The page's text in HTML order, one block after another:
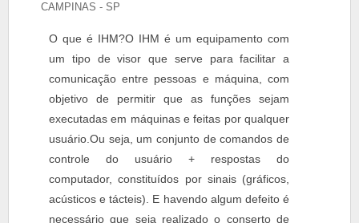
CAMPINAS - SP
O que é IHM?O IHM é um equipamento com
um tipo de visor que serve para facilitar a
comunicação entre pessoas e máquina, com
objetivo de permitir que as funções sejam
executadas em máquinas e feitas por qualquer
usuário.Ou seja, um conjunto de comandos de
controle do usuário + respostas do
computador, constituídos por sinais (gráficos,
acústicos e tácteis). E havendo algum defeito é
necessário que seja realizado o conserto de